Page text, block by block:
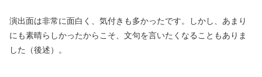
演出面は非常に面白く、気付きも多かったです。しかし、あまり
にも素晴らしかったからこそ、文句を言いたくなることもありま
した（後述）。